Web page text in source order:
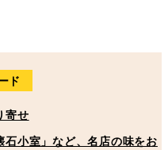
ド
寄せ
小室」など、名店の味をお